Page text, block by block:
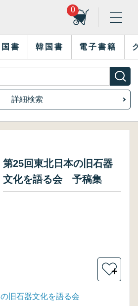
0
書 韓国書 電子書籍
詳細検索
第25回東北日本の旧石器
文化を語る会 予稿集
＋
旧石器文化を語る会